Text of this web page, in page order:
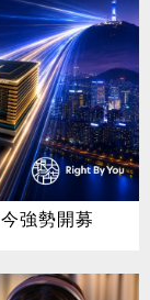
強勢開募